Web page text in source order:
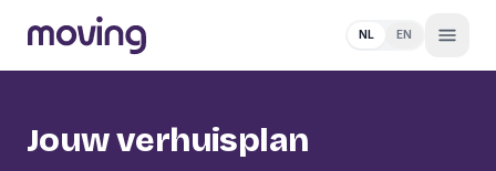
NL EN
Jouw verhuisplan